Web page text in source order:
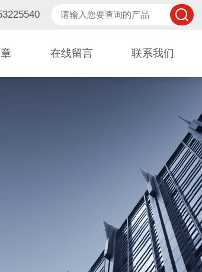
在线留言 联系我们